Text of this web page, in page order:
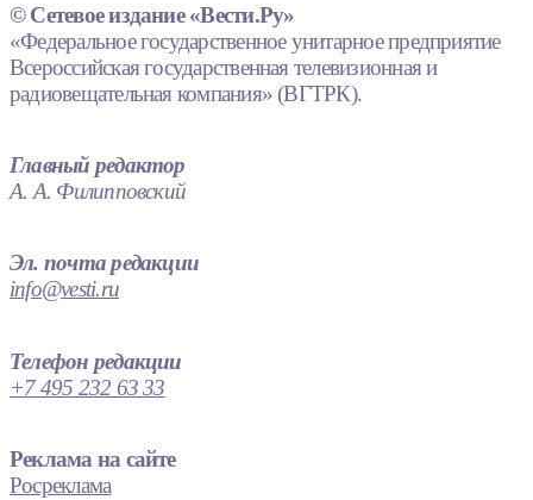
© Сетевое издание «Вести.Ру»
«Федеральное государственное унитарное предприятие
Всероссийская государственная телевизионная и
радиовещательная компания» (ВГТРК).
Главный редактор
А. А. Филипповский
Эл. почта редакции
info@vesti.ru
Телефон редакции
+7 495 232 63 33
Реклама на сайте
Росреклама